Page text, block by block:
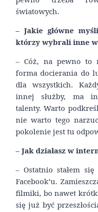
światowych.
– Jakie główne
którzy wybrali inne
– Cóż, na pewno to
forma docierania do
dla wszystkich.
innej służby, ma
talenty. Warto
nie warto tego
pokolenie jest tu
– Jak działasz w
– Ostatnio stałem
Facebook’u.
filmiki, bo nawet
się już być